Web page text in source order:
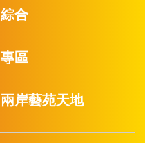
綜合
專區
兩岸藝苑天地